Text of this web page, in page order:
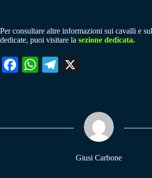
Per consultare altre informazioni sui cavalli e
dedicate, puoi visitare la sezione dedicata.
Fa W
pp
Te
m
Giusi Carbone